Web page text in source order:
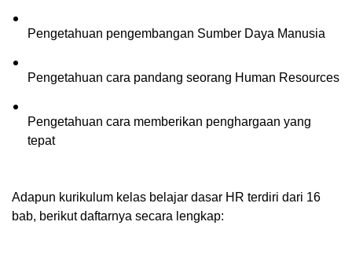
Pengetahuan pengembangan Sumber Daya Manusia
Pengetahuan cara pandang seorang Human Resources
Pengetahuan cara memberikan penghargaan yang
tepat
Adapun kurikulum kelas belajar dasar HR terdiri dari 16
bab, berikut daftarnya secara lengkap: